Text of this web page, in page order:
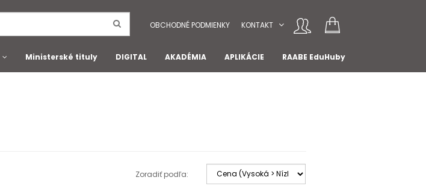
OBCHODNÉ PODMIENKY KONTAKT
Ministerské tituly DIGITAL AKADÉMIA APLIKÁCIE RAABE EduHuby
Zoradiť podľa: